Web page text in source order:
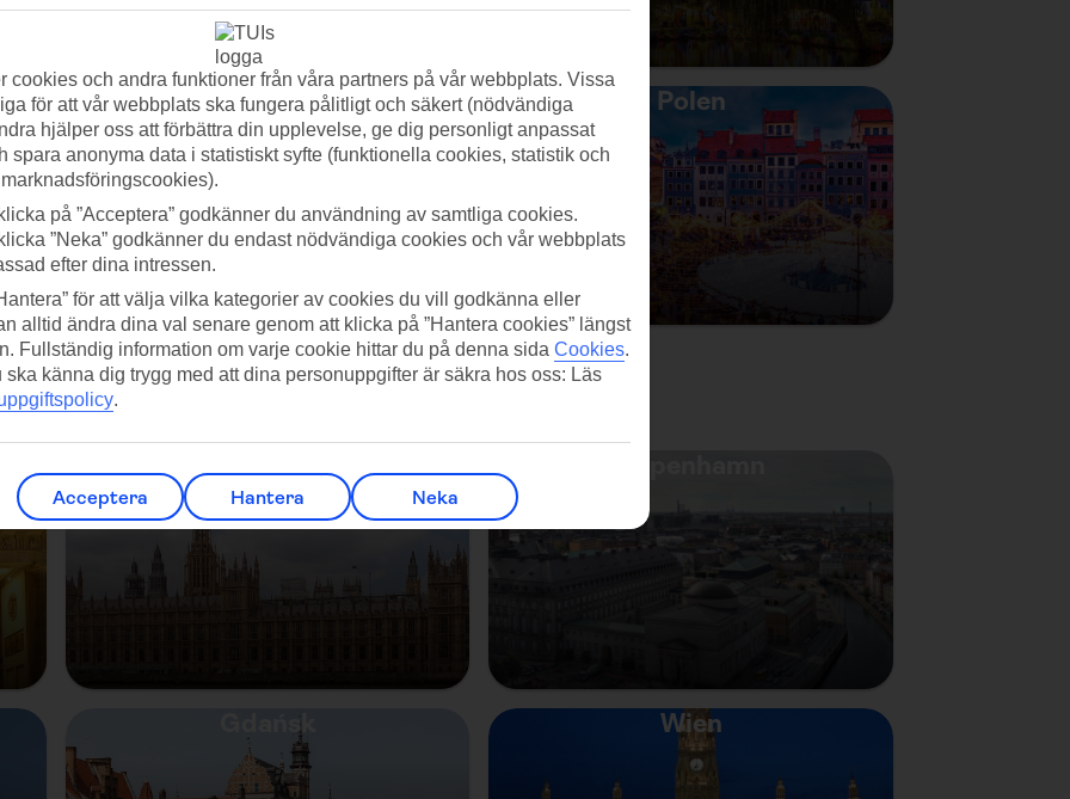
Ungern Polen
London
Gdańsk Wien
cookies och andra funktioner från våra partners på vår webbplats. Vissa
för att vår webbplats ska fungera pålitligt och säkert (nödvändiga
hjälper oss att förbättra din upplevelse, ge dig personligt anpassat
spara anonyma data i statistiskt syfte (funktionella cookies, statistik och
på ”Acceptera” godkänner du användning av samtliga cookies.
”Neka” godkänner du endast nödvändiga cookies och vår webbplats
efter dina intressen.
för att välja vilka kategorier av cookies du vill godkänna eller
alltid ändra dina val senare genom att klicka på ”Hantera cookies” längst
Fullständig information om varje cookie hittar du på denna sida Cookies.
ska känna dig trygg med att dina personuppgifter är säkra hos oss: Läs
.
Acceptera Hantera Neka